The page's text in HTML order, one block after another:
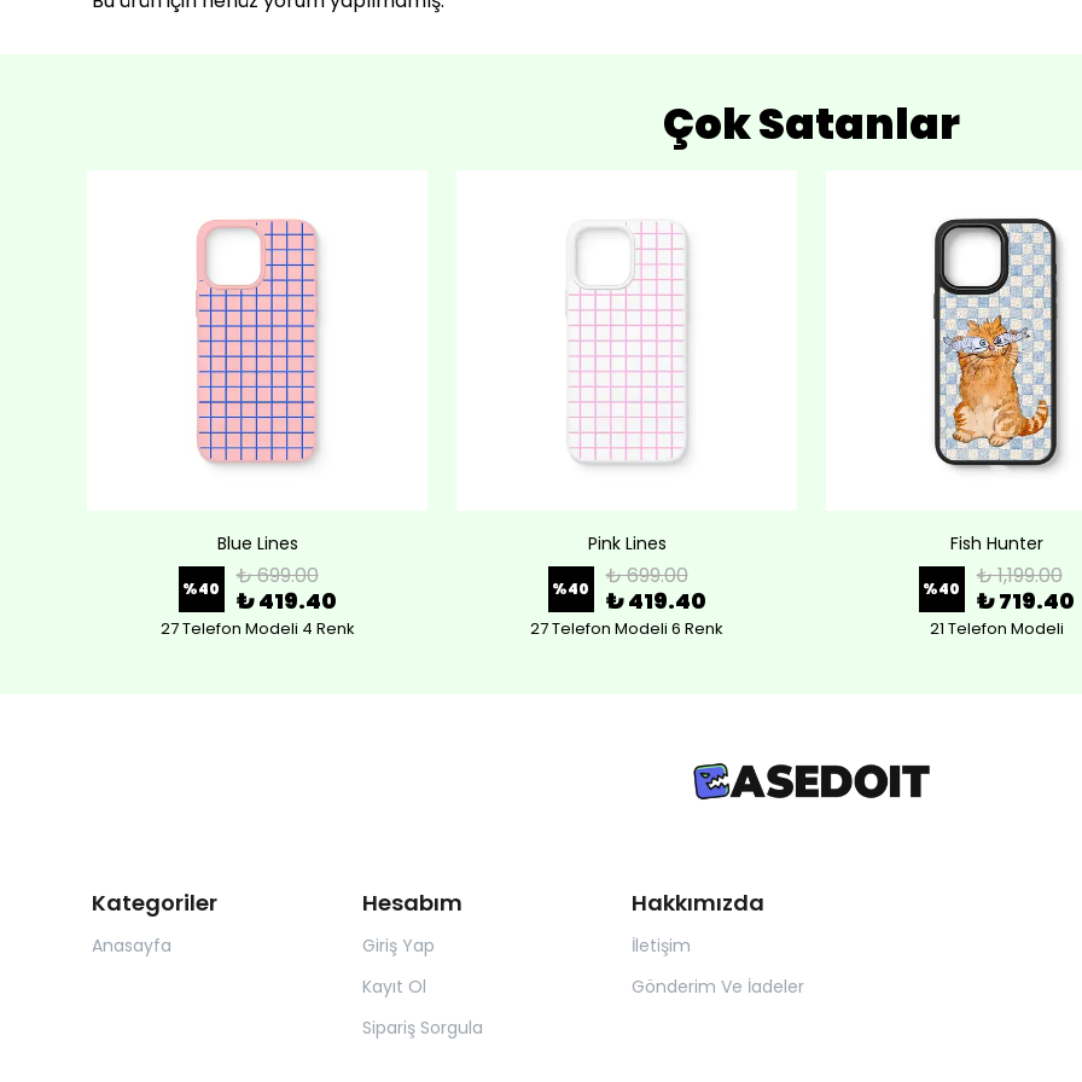
Çok Satanlar
Blue Lines
%40 ₺ 699.00
₺ 419.40
27 Telefon Modeli 4 Renk
Pink Lines
%40 ₺ 699.00
₺ 419.40
27 Telefon Modeli 6 Renk
Fish Hunter
%40 ₺ 1,199.00
₺ 719.40
21 Telefon Modeli
Kategoriler
Anasayfa
Hesabım
Giriş Yap
Kayıt Ol
Sipariş Sorgula
Hakkımızda
İletişim
Gönderim Ve İadeler